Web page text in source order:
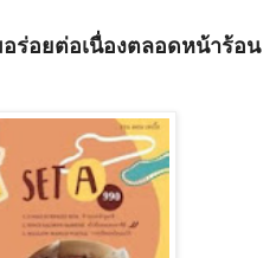
ร่อยต่อเนื่องตลอดหน้าร้อน